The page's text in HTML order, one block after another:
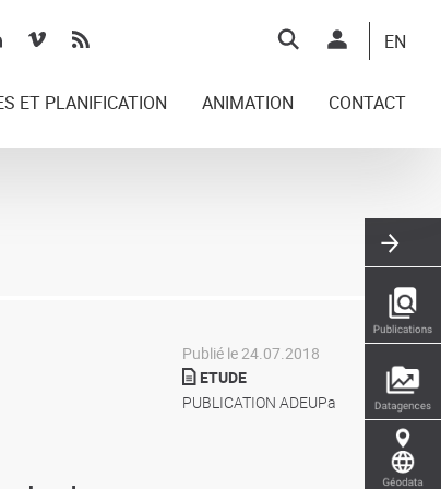
Top
EN
ET PLANIFICATION ANIMATION CONTACT
Publié le 24.07.2018
ETUDE
PUBLICATION ADEUPa